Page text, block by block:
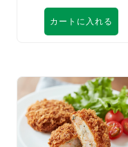
カートに入れる